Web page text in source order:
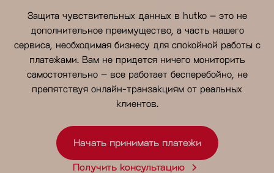
Защита чувствительных данных в hutko – это не
дополнительное преимущество, а часть нашего
сервиса, необходимая бизнесу для спокойной работы с
платежами. Вам не придется ничего мониторить
самостоятельно – все работает бесперебойно, не
препятствуя онлайн-транзакциям от реальных
клиентов.
Начать принимать платежи
Получить консультацию